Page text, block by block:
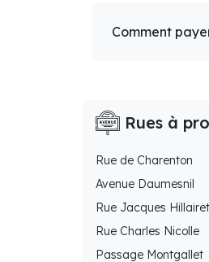
Comment
Rues à
Rue de Charenton
Avenue Daumesnil
Rue Jacques Hillairet
Rue Charles Nicolle
Passage Montgallet